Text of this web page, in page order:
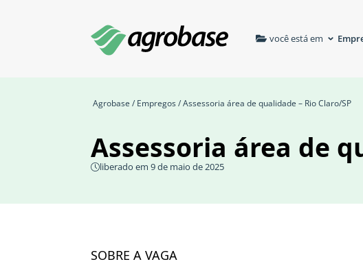
você está em
Agrobase / Empregos/ Assessoria área de qualidade – Rio Claro/SP
Assessoria área de
liberado em 9 de maio de 2025
SOBRE A VAGA